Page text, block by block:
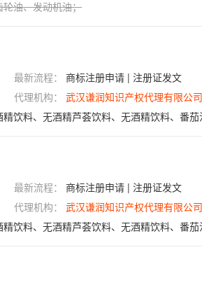
轮油、发动机油；
最新流程： 商标注册申请 | 注册证发文
代理机构： 武汉谦润知识产权代理有限公司
酒精芦荟饮料、无酒精饮料、番茄汁（饮料）
最新流程： 商标注册申请 | 注册证发文
代理机构： 武汉谦润知识产权代理有限公司
酒精芦荟饮料、无酒精饮料、番茄汁（饮料）